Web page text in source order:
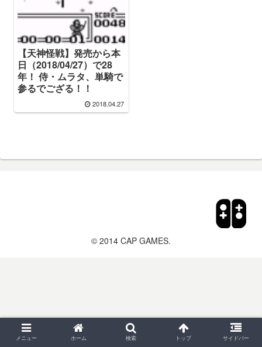
【天神怪戦】発売から本
日（2018/04/27）で28
年！ 侍・ムラタ、単騎で
参るでござる！！
2018.04.27
© 2014 CAP GAMES.
メニュー ホーム 検索 トップ サイドバー